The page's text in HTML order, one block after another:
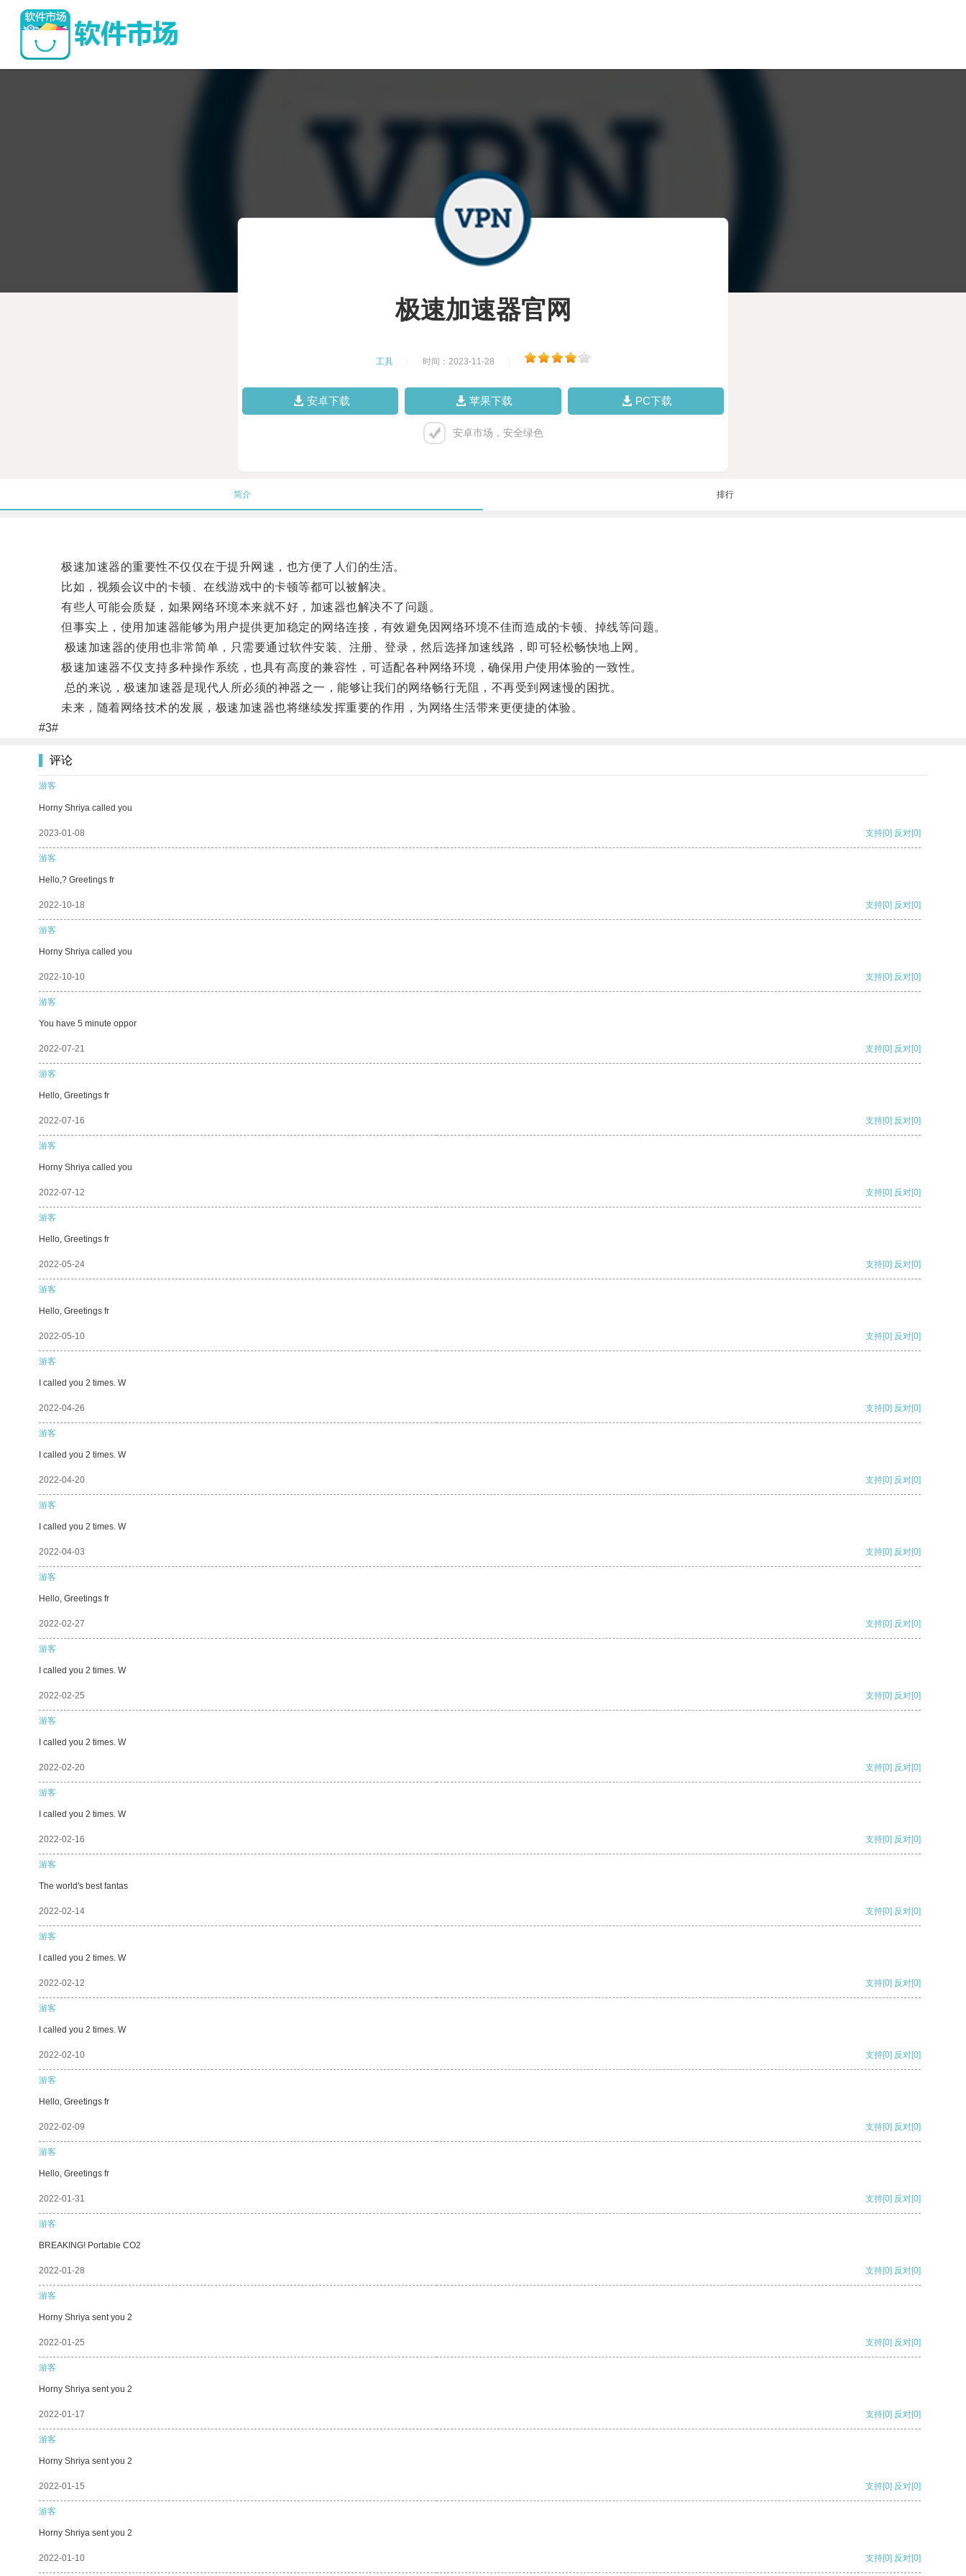
极速加速器官网
工具 时间：2023-11-28
安卓下载 苹果下载 PC下载
安卓市场，安全绿色
简介 排行
极速加速器的重要性不仅仅在于提升网速，也方便了人们的生活。
比如，视频会议中的卡顿、在线游戏中的卡顿等都可以被解决。
有些人可能会质疑，如果网络环境本来就不好，加速器也解决不了问题。
但事实上，使用加速器能够为用户提供更加稳定的网络连接，有效避免因网络环境不佳而造成的卡顿、掉线等问题。
极速加速器的使用也非常简单，只需要通过软件安装、注册、登录，然后选择加速线路，即可轻松畅快地上网。
极速加速器不仅支持多种操作系统，也具有高度的兼容性，可适配各种网络环境，确保用户使用体验的一致性。
总的来说，极速加速器是现代人所必须的神器之一，能够让我们的网络畅行无阻，不再受到网速慢的困扰。
未来，随着网络技术的发展，极速加速器也将继续发挥重要的作用，为网络生活带来更便捷的体验。
#3#
评论
游客
Horny Shriya called you
2023-01-08 支持[0] 反对[0]
游客
Hello,? Greetings fr
2022-10-18 支持[0] 反对[0]
游客
Horny Shriya called you
2022-10-10 支持[0] 反对[0]
游客
You have 5 minute oppor
2022-07-21 支持[0] 反对[0]
游客
Hello, Greetings fr
2022-07-16 支持[0] 反对[0]
游客
Horny Shriya called you
2022-07-12 支持[0] 反对[0]
游客
Hello, Greetings fr
2022-05-24 支持[0] 反对[0]
游客
Hello, Greetings fr
2022-05-10 支持[0] 反对[0]
游客
I called you 2 times. W
2022-04-26 支持[0] 反对[0]
游客
I called you 2 times. W
2022-04-20 支持[0] 反对[0]
游客
I called you 2 times. W
2022-04-03 支持[0] 反对[0]
游客
Hello, Greetings fr
2022-02-27 支持[0] 反对[0]
游客
I called you 2 times. W
2022-02-25 支持[0] 反对[0]
游客
I called you 2 times. W
2022-02-20 支持[0] 反对[0]
游客
I called you 2 times. W
2022-02-16 支持[0] 反对[0]
游客
The world's best fantas
2022-02-14 支持[0] 反对[0]
游客
I called you 2 times. W
2022-02-12 支持[0] 反对[0]
游客
I called you 2 times. W
2022-02-10 支持[0] 反对[0]
游客
Hello, Greetings fr
2022-02-09 支持[0] 反对[0]
游客
Hello, Greetings fr
2022-01-31 支持[0] 反对[0]
游客
BREAKING! Portable CO2
2022-01-28 支持[0] 反对[0]
游客
Horny Shriya sent you 2
2022-01-25 支持[0] 反对[0]
游客
Horny Shriya sent you 2
2022-01-17 支持[0] 反对[0]
游客
Horny Shriya sent you 2
2022-01-15 支持[0] 反对[0]
游客
Horny Shriya sent you 2
2022-01-10 支持[0] 反对[0]